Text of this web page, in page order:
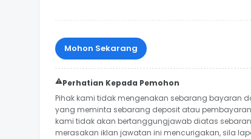
Mohon Sekarang
⚠️Perhatian Kepada Pemohon
Pihak kami tidak mengenakan sebarang bayaran
yang meminta sebarang deposit atau
kami tidak akan bertanggungjawab diatas
merasakan iklan jawatan ini mencurigakan, sila